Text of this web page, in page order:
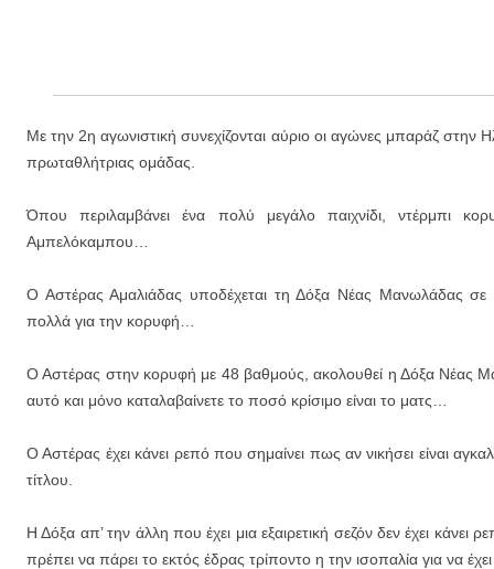
Με την 2η αγωνιστική συνεχίζονται αύριο οι αγώνες μπαράζ στην
πρωταθλήτριας ομάδας.
Όπου περιλαμβάνει ένα πολύ μεγάλο παιχνίδι, ντέρμπι
Αμπελόκαμπου…
Ο Αστέρας Αμαλιάδας υποδέχεται τη Δόξα Νέας Μανωλάδας σε
πολλά για την κορυφή…
Ο Αστέρας στην κορυφή με 48 βαθμούς, ακολουθεί η Δόξα Νέας
αυτό και μόνο καταλαβαίνετε το ποσό κρίσιμο είναι το ματς…
Ο Αστέρας έχει κάνει ρεπό που σημαίνει πως αν νικήσει είναι
τίτλου.
Η Δόξα απ’ την άλλη που έχει μια εξαιρετική σεζόν δεν έχει κάνει
πρέπει να πάρει το εκτός έδρας τρίποντο η την ισοπαλία για να